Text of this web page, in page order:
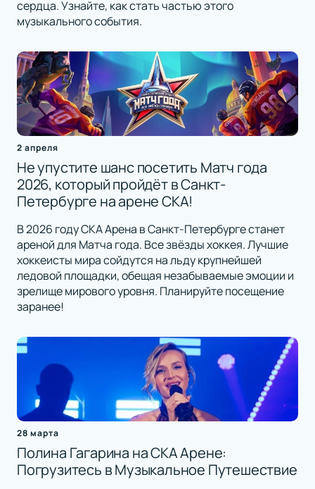
сердца. Узнайте, как стать частью этого
музыкального события.
2 апреля
Не упустите шанс посетить Матч года
2026, который пройдёт в Санкт-
Петербурге на арене СКА!
В 2026 году СКА Арена в Санкт-Петербурге станет
ареной для Матча года. Все звёзды хоккея. Лучшие
хоккеисты мира сойдутся на льду крупнейшей
ледовой площадки, обещая незабываемые эмоции и
зрелище мирового уровня. Планируйте посещение
заранее!
28 марта
Полина Гагарина на СКА Арене:
Погрузитесь в Музыкальное Путешествие